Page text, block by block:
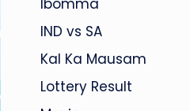
Ibomma
IND vs SA
Kal Ka Mausam
Lottery Result